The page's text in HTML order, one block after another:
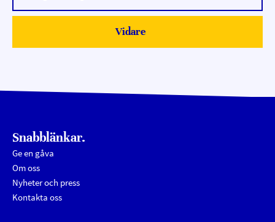
Submit
Vidare
Snabblänkar.
Ge en gåva
Om oss
Nyheter och press
Kontakta oss